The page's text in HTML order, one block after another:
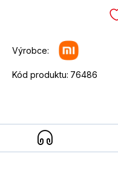
Výrobce:
Kód produktu: 76486